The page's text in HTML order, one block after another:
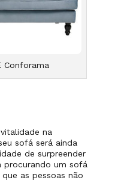
Conforama
na
sofá será ainda
de surpreender
procurando um sofá
as pessoas não